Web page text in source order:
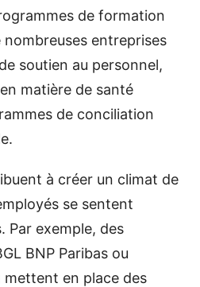
de formation
entreprises
soutien au personnel,
matière de santé
de conciliation
à créer un climat de
se sentent
Par exemple, des
BNP Paribas ou
en place des